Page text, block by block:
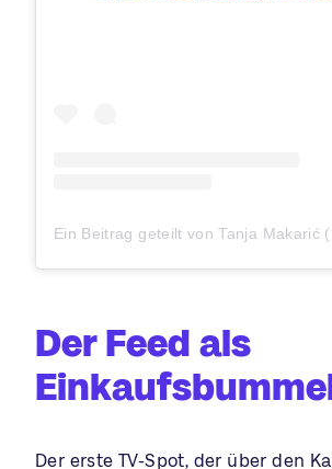
Der Feed als
Der erste TV-Spot, der über den